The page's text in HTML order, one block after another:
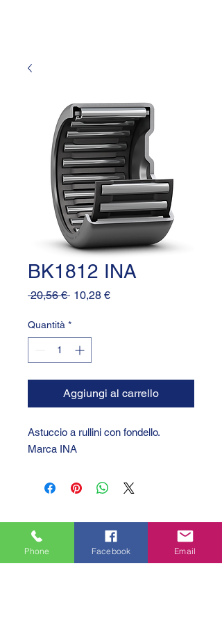
BK1812 INA
20,56 € Prezzo
10,28 €Prezzo
Quantità *
Aggiungi al carrello
Astuccio a rullini con fondello.
Marca INA
Phone Facebook Email